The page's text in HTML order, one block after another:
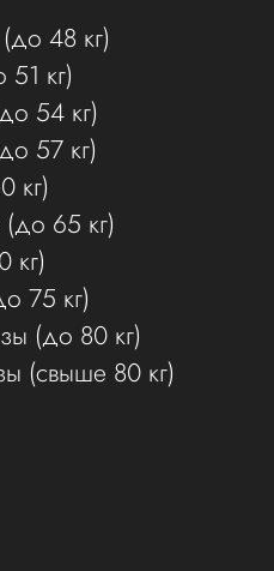
48 кг)
кг)
54 кг)
57 кг)
кг)
65 кг)
кг)
75 кг)
(до 80 кг)
(свыше 80 кг)